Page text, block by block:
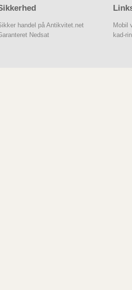
handel på Antikvitet.net
Nedsat
Mobil
kad-